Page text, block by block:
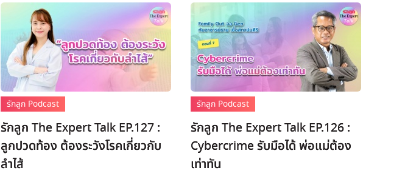
รักลูก Podcast
รักลูก The Expert Talk EP.127 :
ลูกปวดท้อง ต้องระวังโรคเกี่ยวกับ
ลำไส้
รักลูก Podcast
รักลูก The Expert Talk EP.126 :
Cybercrime รับมือได้ พ่อแม่ต้อง
เท่าทัน